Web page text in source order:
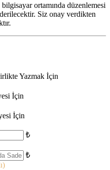
ortamında düzenlemesi
Siz onay verdikten
Yazmak İçin
İçin
İçin
₺
₺